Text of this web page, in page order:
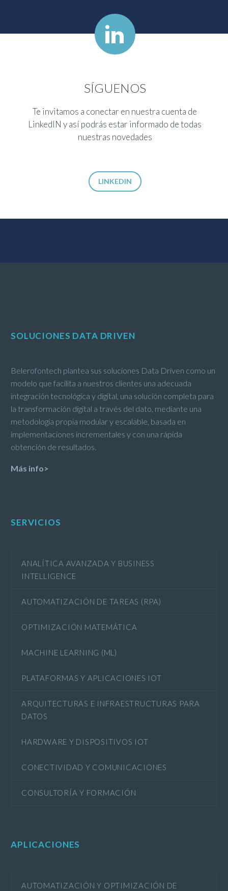


SÍGUENOS
Te invitamos a conectar en nuestra cuenta de
LinkedIN y así podrás estar informado de todas
nuestras novedades
LINKEDIN
SOLUCIONES DATA DRIVEN
Belerofontech plantea sus soluciones Data Driven como un
modelo que facilita a nuestros clientes una adecuada
integración tecnológica y digital, una solución completa para
la transformación digital a través del dato, mediante una
metodología propia modular y escalable, basada en
implementaciones incrementales y con una rápida
obtención de resultados.
Más info>
SERVICIOS
ANALÍTICA AVANZADA Y BUSINESS
INTELLIGENCE
AUTOMATIZACIÓN DE TAREAS (RPA)
OPTIMIZACIÓN MATEMÁTICA
MACHINE LEARNING (ML)
PLATAFORMAS Y APLICACIONES IOT
ARQUITECTURAS E INFRAESTRUCTURAS PARA
DATOS
HARDWARE Y DISPOSITIVOS IOT
CONECTIVIDAD Y COMUNICACIONES
CONSULTORÍA Y FORMACIÓN
APLICACIONES
AUTOMATIZACIÓN Y OPTIMIZACIÓN DE